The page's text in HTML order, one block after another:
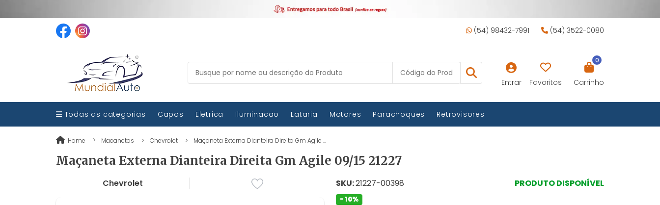
(54) 98432-7991 (54) 3522-0080
Entrar Favoritos
0
Carrinho
Todas as categorias Capos Eletrica Iluminacao Lataria Motores Parachoques Retrovisores
Home Macanetas Chevrolet Maçaneta Externa Dianteira Direita Gm Agile ...
Maçaneta Externa Dianteira Direita Gm Agile 09/15 21227
Chevrolet SKU:21227-00398 PRODUTO DISPONÍVEL
- 10%